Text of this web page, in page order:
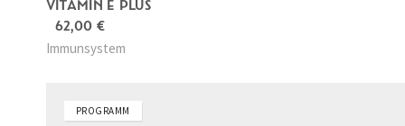
VITAMIN E PLUS
62,00 €
Immunsystem
PROGRAMM